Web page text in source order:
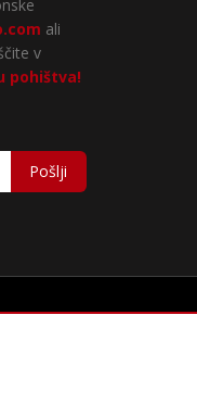
ali
v
pohištva!
Pošlji
piškotki